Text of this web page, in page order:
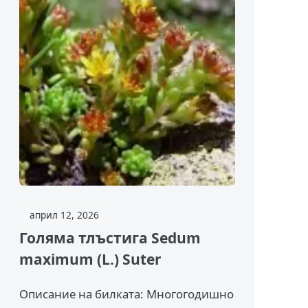
април 12, 2026
Голяма тлъстига Sedum
maximum (L.) Suter
Описание на билката: Многогодишно